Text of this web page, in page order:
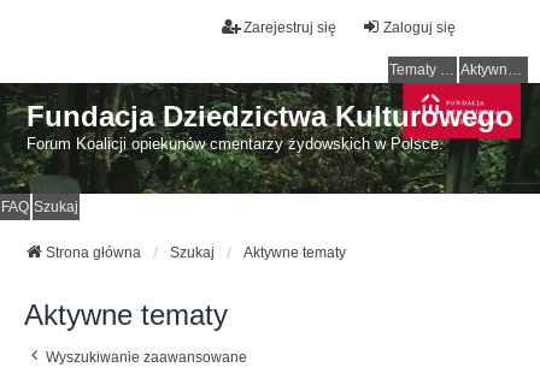
Zaloguj się
Zarejestruj się
Tematy bez odpowiedzi Aktywne tematy
Fundacja Dziedzictwa Kulturowego
Forum Koalicji opiekunów cmentarzy żydowskich w Polsce.
FAQ Szukaj
Strona główna Szukaj Aktywne tematy
Aktywne tematy
Wyszukiwanie zaawansowane